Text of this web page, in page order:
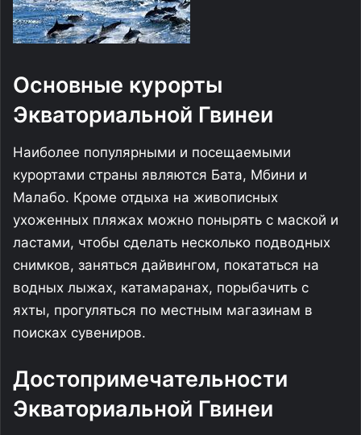
Основные курорты
Экваториальной Гвинеи
Наиболее популярными и посещаемыми
курортами страны являются Бата, Мбини и
Малабо. Кроме отдыха на живописных
ухоженных пляжах можно понырять с маской и
ластами, чтобы сделать несколько подводных
снимков, заняться дайвингом, покататься на
водных лыжах, катамаранах, порыбачить с
яхты, прогуляться по местным магазинам в
поисках сувениров.
Достопримечательности
Экваториальной Гвинеи